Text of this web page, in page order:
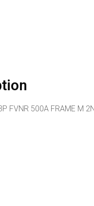
FVNR 500A FRAME M